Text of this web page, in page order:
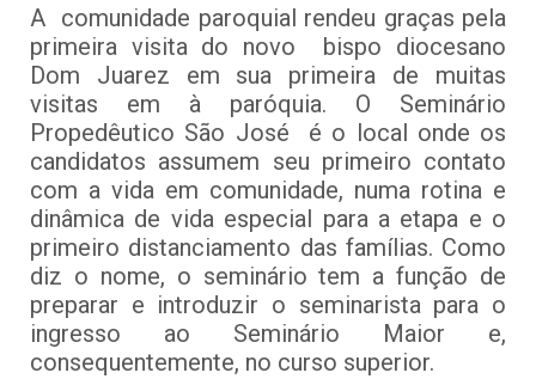
A comunidade paroquial rendeu graças pela
primeira visita do novo bispo diocesano
Dom Juarez em sua primeira de muitas
visitas em à paróquia. O Seminário
Propedêutico São José é o local onde os
candidatos assumem seu primeiro contato
com a vida em comunidade, numa rotina e
dinâmica de vida especial para a etapa e o
primeiro distanciamento das famílias. Como
diz o nome, o seminário tem a função de
preparar e introduzir o seminarista para o
ingresso ao Seminário Maior e,
consequentemente, no curso superior.